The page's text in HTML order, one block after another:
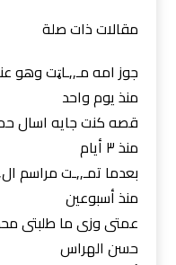
مقالات ذات صلة
جوز امه مـ,,ـاټت وهو
منذ يوم واحد
قصه كنت جايه اسال
منذ ٣ أيام
بعدما تمـ,,ـت مراسم
منذ أسبوعين
عمتى وزى ما طلبتى
حسن الهراس